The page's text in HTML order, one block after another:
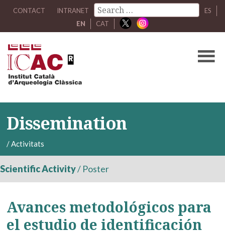
CONTACT INTRANET
ES
EN
CAT
Dissemination
/Activitats
Scientific Activity/ Poster
Avances metodológicos para
el estudio de identificación